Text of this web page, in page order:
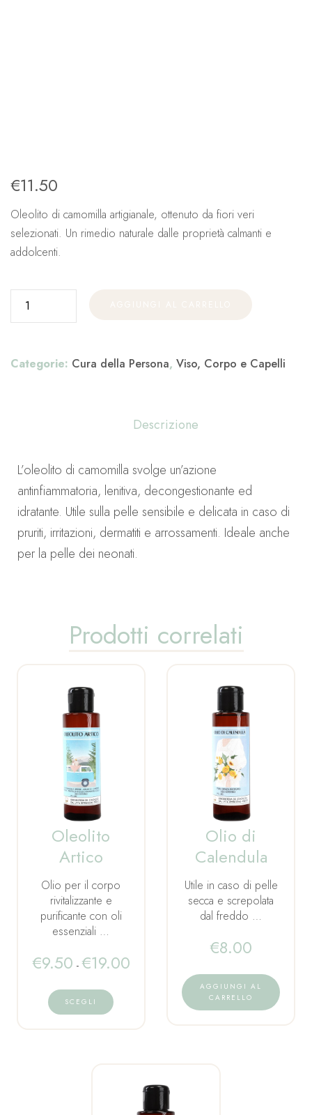
€11.50
Oleolito di camomilla artigianale, ottenuto da fiori veri
selezionati. Un rimedio naturale dalle proprietà calmanti e
addolcenti.
Categorie: Cura della Persona, Viso, Corpo e Capelli
Descrizione
L’oleolito di camomilla svolge un’azione
antinfiammatoria, lenitiva, decongestionante ed
idratante. Utile sulla pelle sensibile e delicata in caso di
pruriti, irritazioni, dermatiti e arrossamenti. Ideale anche
per la pelle dei neonati.
Prodotti correlati
Oleolito
Artico
Olio per il corpo
rivitalizzante e
purificante con oli
essenziali …
€9.50 - €19.00
SCEGLI
Olio di
Calendula
Utile in caso di pelle
secca e screpolata
dal freddo …
€8.00
AGGIUNGI AL
CARRELLO